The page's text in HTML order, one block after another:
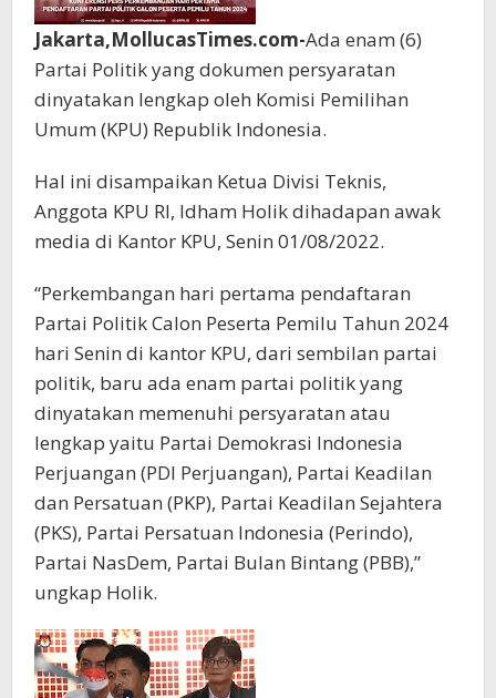
Jakarta,MollucasTimes.com-Ada enam (6)
Partai Politik yang dokumen persyaratan
dinyatakan lengkap oleh Komisi Pemilihan
Umum (KPU) Republik Indonesia.
Hal ini disampaikan Ketua Divisi Teknis,
Anggota KPU RI, Idham Holik dihadapan awak
media di Kantor KPU, Senin 01/08/2022.
“Perkembangan hari pertama pendaftaran
Partai Politik Calon Peserta Pemilu Tahun 2024
hari Senin di kantor KPU, dari sembilan partai
politik, baru ada enam partai politik yang
dinyatakan memenuhi persyaratan atau
lengkap yaitu Partai Demokrasi Indonesia
Perjuangan (PDI Perjuangan), Partai Keadilan
dan Persatuan (PKP), Partai Keadilan Sejahtera
(PKS), Partai Persatuan Indonesia (Perindo),
Partai NasDem, Partai Bulan Bintang (PBB),”
ungkap Holik.